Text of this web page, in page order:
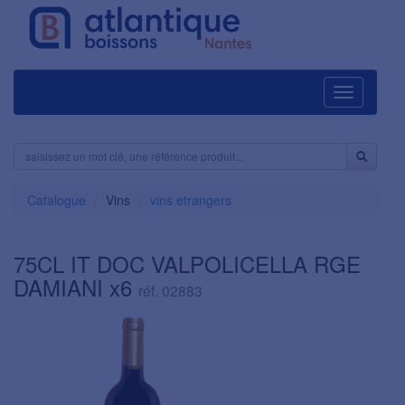
Navigation
Catalogue Vins vins etrangers
75CL IT DOC VALPOLICELLA RGE
DAMIANI x6 réf. 02883